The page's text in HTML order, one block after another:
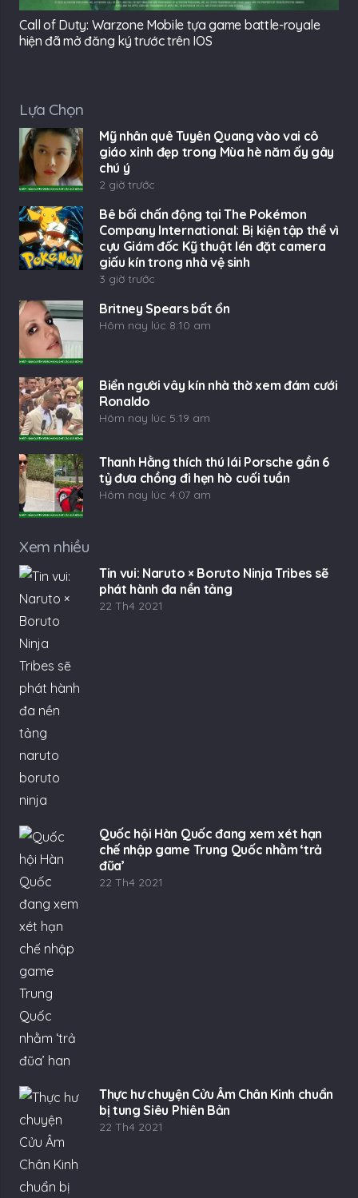
Call of Duty: Warzone Mobile tựa game battle-royale
hiện đã mở đăng ký trước trên IOS
Lựa Chọn
Mỹ nhân quê Tuyên Quang vào vai cô
giáo xinh đẹp trong Mùa hè năm ấy gây
chú ý
2 giờ trước
Bê bối chấn động tại The Pokémon
Company International: Bị kiện tập thể vì
cựu Giám đốc Kỹ thuật lén đặt camera
giấu kín trong nhà vệ sinh
3 giờ trước
Britney Spears bất ổn
Hôm nay lúc 8:10 am
Biển người vây kín nhà thờ xem đám cưới
Ronaldo
Hôm nay lúc 5:19 am
Thanh Hằng thích thú lái Porsche gần 6
tỷ đưa chồng đi hẹn hò cuối tuần
Hôm nay lúc 4:07 am
Xem nhiều
Tin vui: Naruto × Boruto Ninja Tribes sẽ
phát hành đa nền tảng
22 Th4 2021
Quốc hội Hàn Quốc đang xem xét hạn
chế nhập game Trung Quốc nhằm ‘trả
đũa’
22 Th4 2021
Thực hư chuyện Cửu Âm Chân Kinh chuẩn
bị tung Siêu Phiên Bản
22 Th4 2021